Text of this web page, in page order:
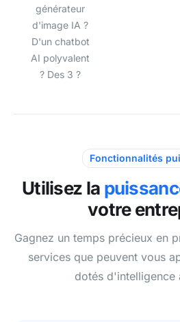
générateur
d'image IA ?
D'un chatbot
AI polyvalent
? Des 3 ?
Fonctionnalités
Utilisez la
votre
Gagnez un temps précieux en
services que peuvent vous
dotés d'intelligence